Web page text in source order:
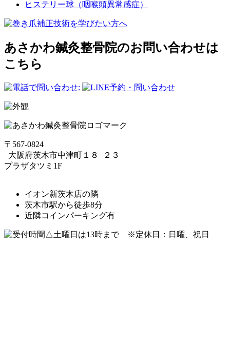
ヒステリー球（咽喉頭異常感症）
あさかわ鍼灸整⾻院のお問い合わせは
こちら
〒567-0824
⼤阪府茨⽊市中津町１８−２３
プラザタツミ1F
イオン新茨木店の隣
茨木市駅から徒歩8分
近隣コインパーキング有
△土曜日は13時まで ※定休日：日曜、祝日